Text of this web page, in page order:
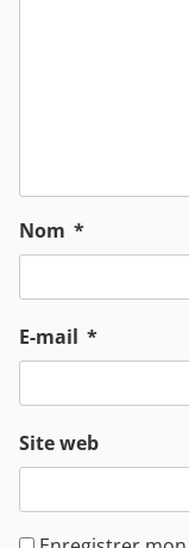
Nom *
E-mail *
Site web